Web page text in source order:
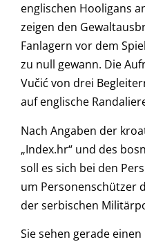
englischen Hooligans
zeigen den
Fanlagern vor dem
zu null gewann. Die
Vučić von drei
auf englische
Nach Angaben der
„Index.hr“ und des
soll es sich bei den
um Personenschützer
der serbischen
Sie sehen gerade